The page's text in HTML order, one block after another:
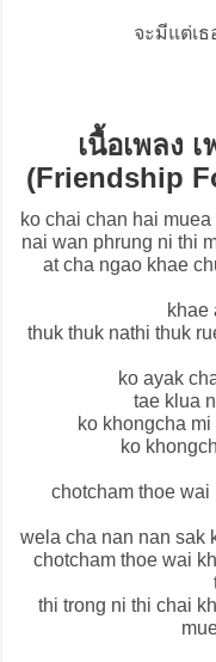
จะมีแต่เ
เนื้อเพลง
(Friendship
ko chai chan hai
nai wan phrung ni thi
at cha ngao khae
khae
thuk thuk nathi thuk
ko ayak
tae klua
ko khongcha
ko
chotcham thoe
wela cha nan nan sak
chotcham thoe wai
thi trong ni thi chai